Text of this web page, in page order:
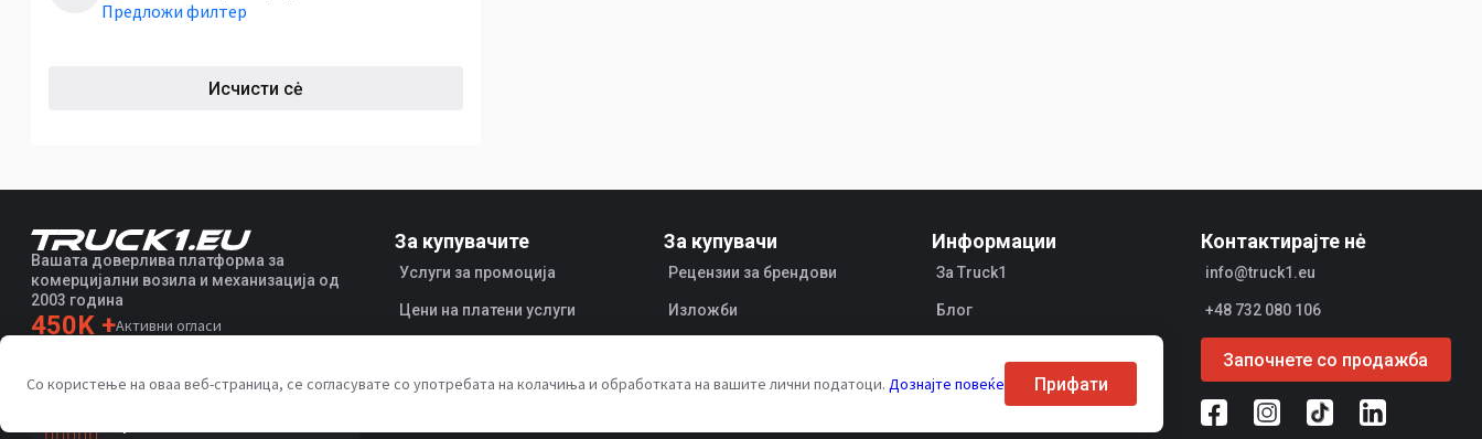
Предложи филтер
Исчисти сė
Вашата доверлива платформа за
комерцијални возила и механизација од
2003 година
450K +Активни огласи
36Поддржани јазици
За купувачите
Услуги за промоција
Цени на платени услуги
За купувачи
Рецензии за брендови
Изложби
Информации
За Truck1
Блог
Продавачи
Контактирајте нė
info@truck1.eu
+48 732 080 106
Започнете со продажба
Со користење на оваа веб-страница, се согласувате со употребата на колачиња и обработката на вашите лични податоци. Дознајте повеќе Прифати